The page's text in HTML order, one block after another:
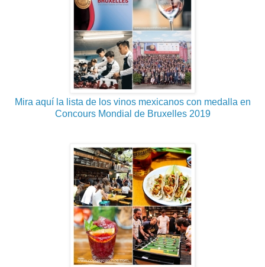
Mira aquí la lista de los vinos mexicanos con medalla en
Concours Mondial de Bruxelles 2019